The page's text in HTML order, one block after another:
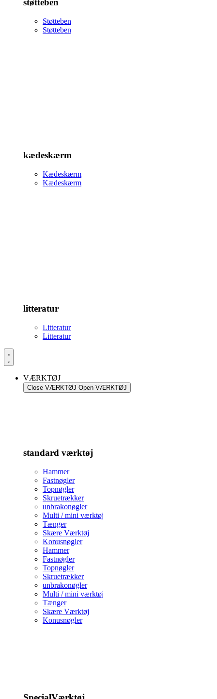
støtteben
Støtteben
Støtteben
kædeskærm
Kædeskærm
Kædeskærm
litteratur
Litteratur
Litteratur
VÆRKTØJ
Close VÆRKTØJ Open VÆRKTØJ
standard værktøj
Hammer
Fastnøgler
Topnøgler
Skruetrækker
unbrakonøgler
Multi / mini værktøj
Tænger
Skære Værktøj
Konusnøgler
Hammer
Fastnøgler
Topnøgler
Skruetrækker
unbrakonøgler
Multi / mini værktøj
Tænger
Skære Værktøj
Konusnøgler